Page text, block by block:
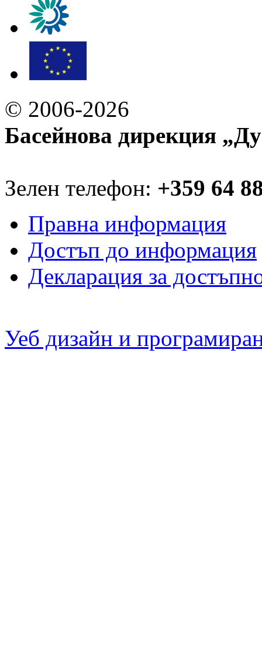
© 2006-2026
Басейнова дирекция
Зелен телефон: +359 64
Правна информация
Достъп до информация
Декларация за
Уеб дизайн и